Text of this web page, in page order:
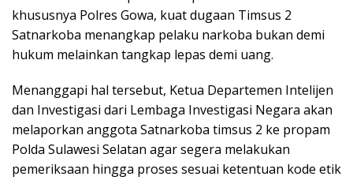
khususnya Polres Gowa, kuat dugaan Timsus 2
Satnarkoba menangkap pelaku narkoba bukan demi
hukum melainkan tangkap lepas demi uang.
Menanggapi hal tersebut, Ketua Departemen Intelijen
dan Investigasi dari Lembaga Investigasi Negara akan
melaporkan anggota Satnarkoba timsus 2 ke propam
Polda Sulawesi Selatan agar segera melakukan
pemeriksaan hingga proses sesuai ketentuan kode etik